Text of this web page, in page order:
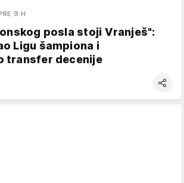
9 H
posla stoji Vranješ":
Ligu šampiona i
transfer decenije